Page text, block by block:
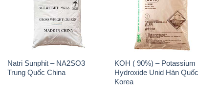
Natri Sunphit – NA2SO3
Trung Quốc China
KOH ( 90%) – Potassium
Hydroxide Unid Hàn Quốc
Korea